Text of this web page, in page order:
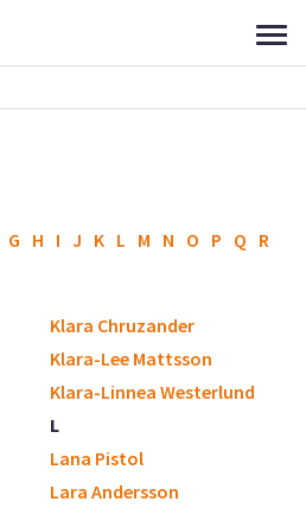
G H I J K L M N O P Q R
Klara Chruzander
Klara-Lee Mattsson
Klara-Linnea Westerlund
L
Lana Pistol
Lara Andersson